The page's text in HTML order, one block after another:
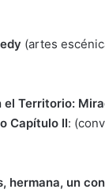
(artes
el Territorio:
Capítulo II:
hermana, un